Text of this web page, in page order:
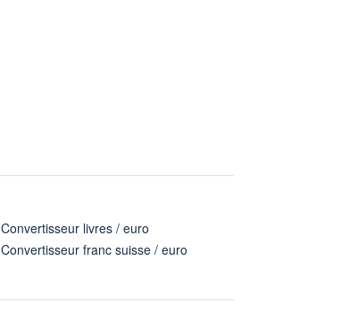
Convertisseur livres / euro
Convertisseur franc suisse / euro